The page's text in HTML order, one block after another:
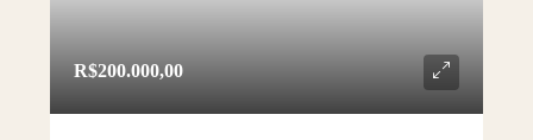
R$200.000,00